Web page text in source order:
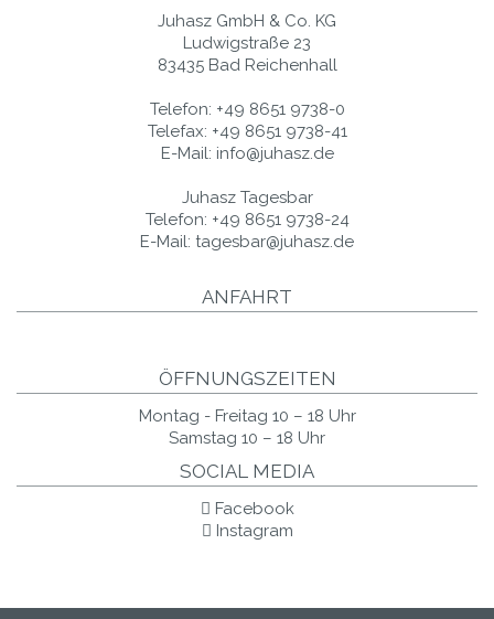
Juhasz GmbH & Co. KG
Ludwigstraße 23
83435 Bad Reichenhall
Telefon: +49 8651 9738-0
Telefax: +49 8651 9738-41
E-Mail: info@juhasz.de
Juhasz Tagesbar
Telefon: +49 8651 9738-24
E-Mail: tagesbar@juhasz.de
ANFAHRT
ÖFFNUNGSZEITEN
Montag - Freitag 10 – 18 Uhr
Samstag 10 – 18 Uhr
SOCIAL MEDIA
Facebook
Instagram